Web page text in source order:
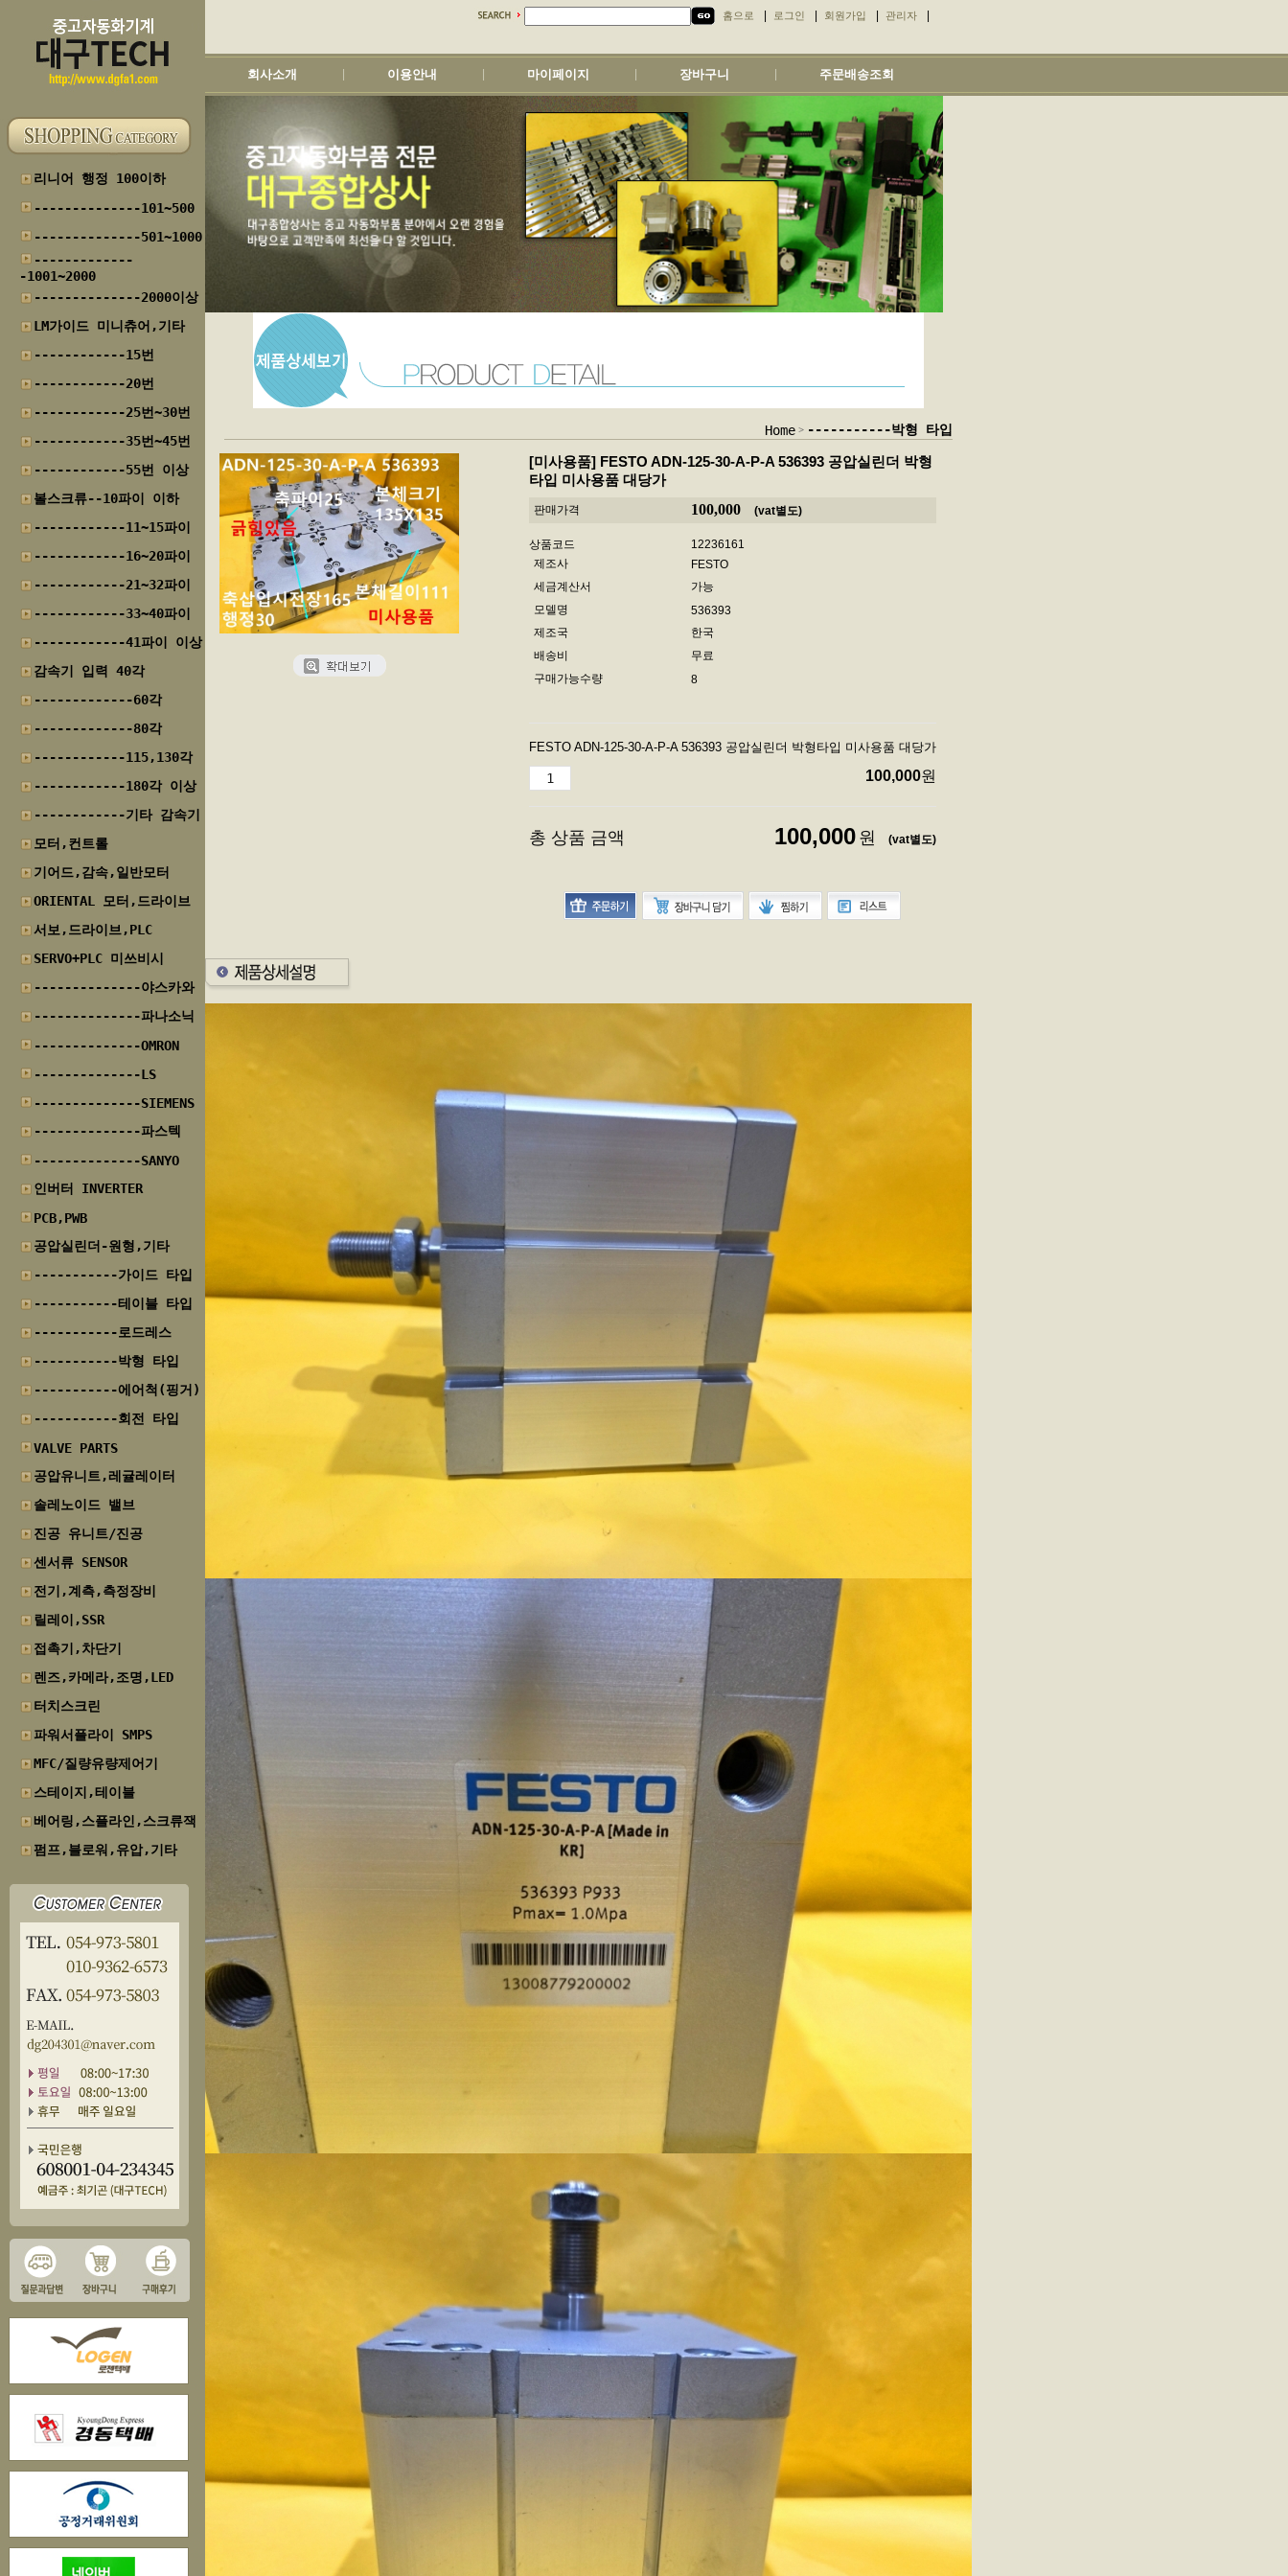
홈으로 로그인 회원가입 관리자
회사소개 이용안내 마이페이지 장바구니 주문배송조회
리니어 행정 100이하
--------------101~500
--------------501~1000
-------------
-1001~2000
--------------2000이상
LM가이드 미니츄어,기타
------------15번
------------20번
------------25번~30번
------------35번~45번
------------55번 이상
볼스크류--10파이 이하
------------11~15파이
------------16~20파이
------------21~32파이
------------33~40파이
------------41파이 이상
감속기 입력 40각
-------------60각
-------------80각
------------115,130각
------------180각 이상
------------기타 감속기
모터,컨트롤
기어드,감속,일반모터
ORIENTAL 모터,드라이브
서보,드라이브,PLC
SERVO+PLC 미쓰비시
--------------야스카와
--------------파나소닉
--------------OMRON
--------------LS
--------------SIEMENS
--------------파스텍
--------------SANYO
인버터 INVERTER
PCB,PWB
공압실린더-원형,기타
-----------가이드 타입
-----------테이블 타입
-----------로드레스
-----------박형 타입
-----------에어척(핑거)
-----------회전 타입
VALVE PARTS
공압유니트,레귤레이터
솔레노이드 밸브
진공 유니트/진공
센서류 SENSOR
전기,계측,측정장비
릴레이,SSR
접촉기,차단기
렌즈,카메라,조명,LED
터치스크린
파워서플라이 SMPS
MFC/질량유량제어기
스테이지,테이블
베어링,스플라인,스크류잭
펌프,블로워,유압,기타
Home > -----------박형 타입
[미사용품] FESTO ADN-125-30-A-P-A 536393 공압실린더 박형
타입 미사용품 대당가
판매가격 100,000 (vat별도)
상품코드
12236161
제조사
FESTO
세금계산서
가능
모델명
536393
제조국
한국
배송비
무료
구매가능수량
8
FESTO ADN-125-30-A-P-A 536393 공압실린더 박형타입 미사용품 대당가
100,000원
총 상품 금액 100,000 원 (vat별도)